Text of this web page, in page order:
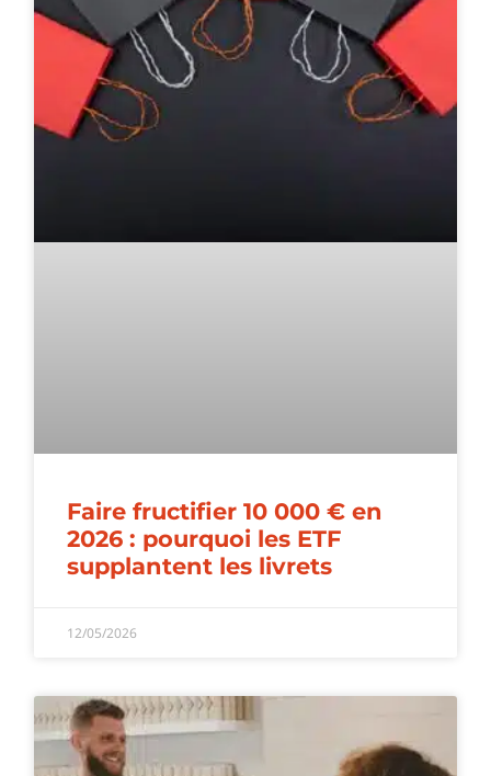
Faire fructifier 10 000 € en
2026 : pourquoi les ETF
supplantent les livrets
12/05/2026